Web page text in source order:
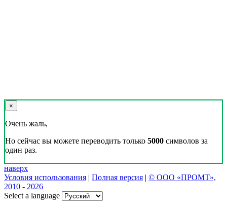
×
Очень жаль,
Но сейчас вы можете переводить только 5000 символов за
один раз.
наверх
Условия использования | Полная версия | © ООО «ПРОМТ»,
2010 - 2026
Select a language